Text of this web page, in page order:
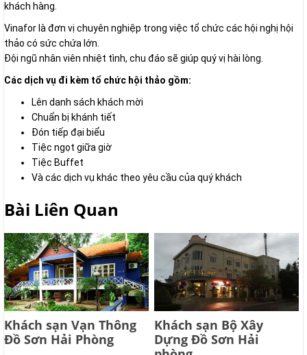
khách hàng.
Vinafor là đơn vị chuyên nghiệp trong việc tổ chức các hội nghị hội
thảo có sức chứa lớn.
Đội ngũ nhân viên nhiệt tình, chu đáo sẽ giúp quý vị hài lòng.
Các dịch vụ đi kèm tổ chức hội thảo gồm:
Lên danh sách khách mời
Chuẩn bị khánh tiết
Đón tiếp đại biểu
Tiệc ngọt giữa giờ
Tiệc Buffet
Và các dịch vụ khác theo yêu cầu của quý khách
Bài Liên Quan
Khách sạn Vạn Thông
Đồ Sơn Hải Phòng
Khách sạn Bộ Xây
Dựng Đồ Sơn Hải